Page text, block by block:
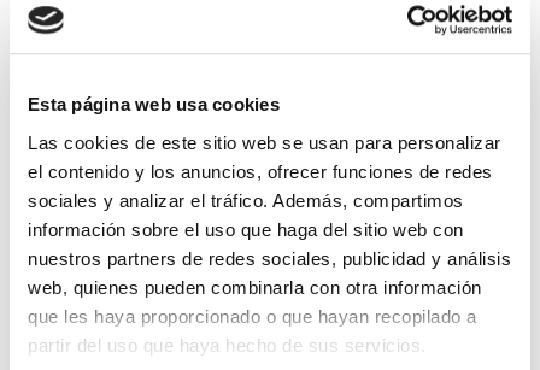
Esta página web usa cookies
Las cookies de este sitio web se usan para personalizar
el contenido y los anuncios, ofrecer funciones de redes
sociales y analizar el tráfico. Además, compartimos
información sobre el uso que haga del sitio web con
nuestros partners de redes sociales, publicidad y análisis
web, quienes pueden combinarla con otra información
que les haya proporcionado o que hayan recopilado a
partir del uso que haya hecho de sus servicios.
realizar aquellas donde sean mÃ¡s eficientes.
potencialidades para optimizar los procesos
de trabajo y generar nuevos escenarios de
innovaciÃ³n, creatividad y desarrollo
Responsabilidad Social
En gran medida, el cambio empresarial y
social que conlleva la revoluciÃ³n digital, se
soporta necesariamente sobre unos valores